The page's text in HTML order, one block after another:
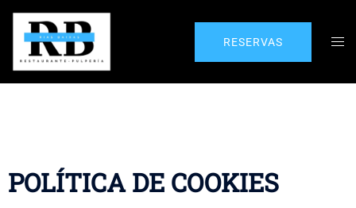
RESERVAS
POLÍTICA DE COOKIES